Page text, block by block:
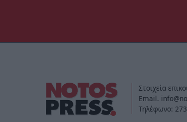
Στοιχεία
Email.
Τηλέφωνο: